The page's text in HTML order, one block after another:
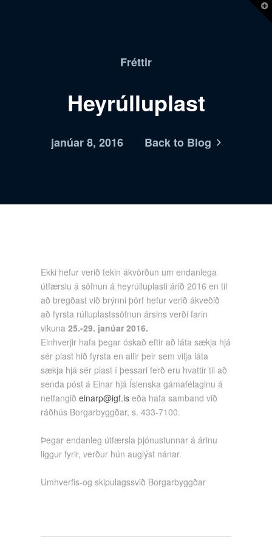
Fréttir
Heyrúlluplast
janúar 8, 2016 Back to Blog
Ekki hefur verið tekin ákvörðun um endanlega
útfærslu á söfnun á heyrúlluplasti árið 2016 en til
að bregðast við brýnni þörf hefur verið ákveðið
að fyrsta rúlluplastssöfnun ársins verði farin
vikuna25.-29. janúar 2016.
Einhverjir hafa þegar óskað eftir að láta sækja hjá
sér plast hið fyrsta en allir þeir sem vilja láta
sækja hjá sér plast í þessari ferð eru hvattir til að
senda póst á Einar hjá Íslenska gámafélaginu á
netfangiðeinarp@igf.is eða hafa samband við
ráðhús Borgarbyggðar, s. 433-7100.
Þegar endanleg útfærsla þjónustunnar á árinu
liggur fyrir, verður hún auglýst nánar.
Umhverfis-og skipulagssvið Borgarbyggðar